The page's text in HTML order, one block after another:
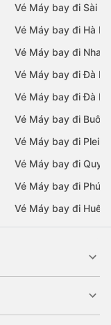
Vé Máy bay đi Sài
Vé Máy bay đi Hà
Vé Máy bay đi Nha
Vé Máy bay đi Đà
Vé Máy bay đi Đà
Vé Máy bay đi Buôn
Vé Máy bay đi Pleiku
Vé Máy bay đi Quy
Vé Máy bay đi Phú
Vé Máy bay đi Huế